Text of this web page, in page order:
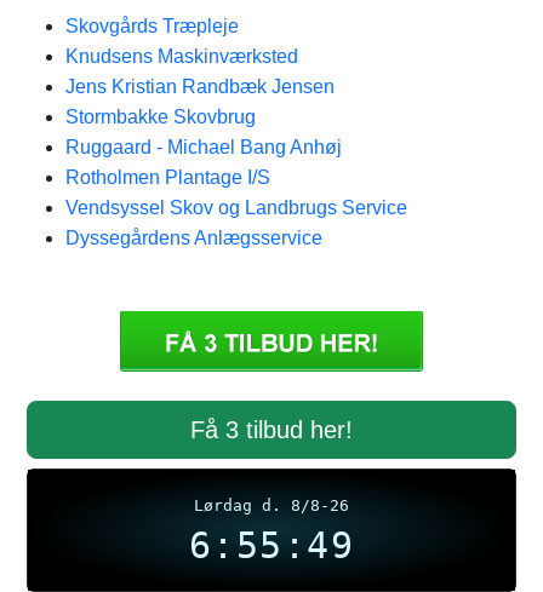
Skovgårds Træpleje
Knudsens Maskinværksted
Jens Kristian Randbæk Jensen
Stormbakke Skovbrug
Ruggaard - Michael Bang Anhøj
Rotholmen Plantage I/S
Vendsyssel Skov og Landbrugs Service
Dyssegårdens Anlægsservice
Få 3 tilbud her!
Lørdag d. 8/8-26
6:55:49